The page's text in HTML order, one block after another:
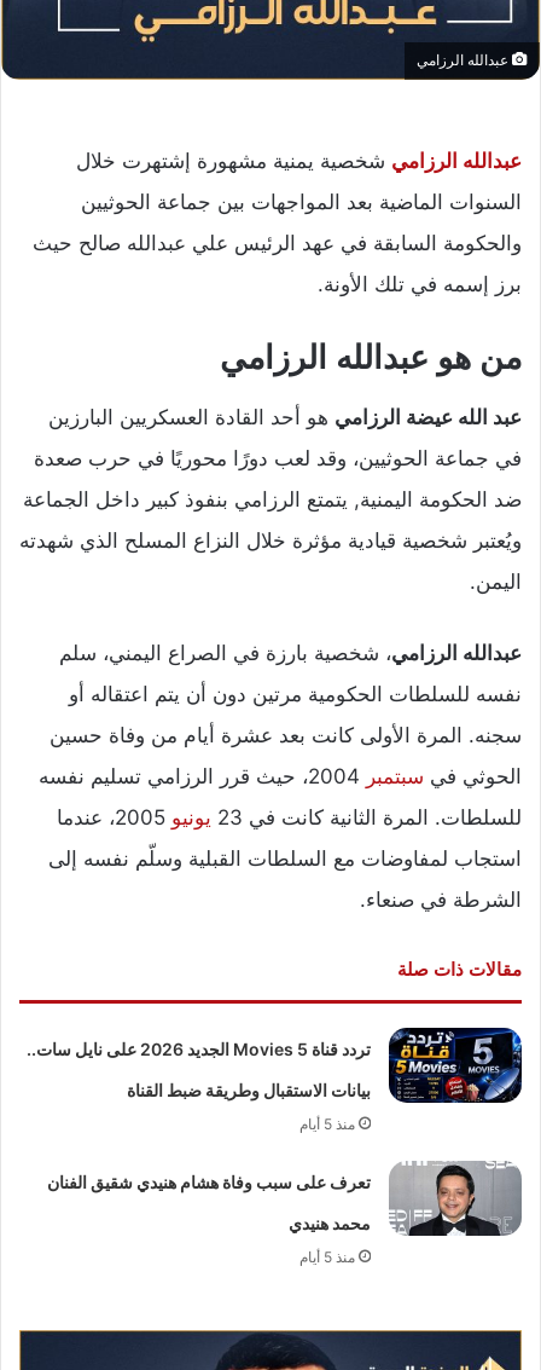
عبدالله الرزامي
عبدالله الرزامي شخصية يمنية مشهورة إشتهرت خلال
السنوات الماضية بعد المواجهات بين جماعة الحوثيين
والحكومة السابقة في عهد الرئيس علي عبدالله صالح حيث
برز إسمه في تلك الأونة.
من هو عبدالله الرزامي
عبد الله عيضة الرزامي هو أحد القادة العسكريين البارزين
في جماعة الحوثيين، وقد لعب دورًا محوريًا في حرب صعدة
ضد الحكومة اليمنية, يتمتع الرزامي بنفوذ كبير داخل الجماعة
ويُعتبر شخصية قيادية مؤثرة خلال النزاع المسلح الذي شهدته
اليمن.
عبدالله الرزامي، شخصية بارزة في الصراع اليمني، سلم
نفسه للسلطات الحكومية مرتين دون أن يتم اعتقاله أو
سجنه. المرة الأولى كانت بعد عشرة أيام من وفاة حسين
الحوثي في سبتمبر
2004، حيث قرر الرزامي تسليم نفسه
للسلطات. المرة الثانية كانت في 23
يونيو
2005، عندما
استجاب لمفاوضات مع السلطات القبلية وسلّم نفسه إلى
الشرطة في صنعاء.
مقالات ذات صلة
تردد قناة 5 Movies الجديد 2026 على نايل سات..
بيانات الاستقبال وطريقة ضبط القناة
منذ 5 أيام
تعرف على سبب وفاة هشام هنيدي شقيق الفنان
محمد هنيدي
منذ 5 أيام